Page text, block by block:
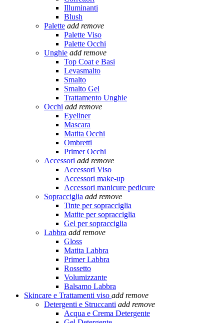
Illuminanti
Blush
Palette add remove
Palette Viso
Palette Occhi
Unghie add remove
Top Coat e Basi
Levasmalto
Smalto
Smalto Gel
Trattamento Unghie
Occhi add remove
Eyeliner
Mascara
Matita Occhi
Ombretti
Primer Occhi
Accessori add remove
Accessori Viso
Accessori make-up
Accessori manicure pedicure
Sopracciglia add remove
Tinte per sopracciglia
Matite per sopracciglia
Gel per sopracciglia
Labbra add remove
Gloss
Matita Labbra
Primer Labbra
Rossetto
Volumizzante
Balsamo Labbra
Skincare e Trattamenti viso add remove
Detergenti e Struccanti add remove
Acqua e Crema Detergente